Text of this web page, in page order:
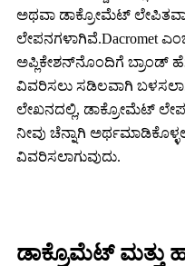
ಅಥವಾ ಡಾಕ್ರೋಮೆಟ್
ಲೇಪನಗಳಾಗಿವೆ.Dacromet
ಅಪ್ಲಿಕೇಶನ್‌ನೊಂದಿಗೆ ಬ್ರಾಂಡ್
ವಿವರಿಸಲು ಸಡಿಲವಾಗಿ
ಲೇಖನದಲ್ಲಿ, ಡಾಕ್ರೋಮೆಟ್
ನೀವು ಚೆನ್ನಾಗಿ
ವಿವರಿಸಲಾಗುವುದು.
ಡಾಕ್ರೊಮೆಟ್ ಮತ್ತು